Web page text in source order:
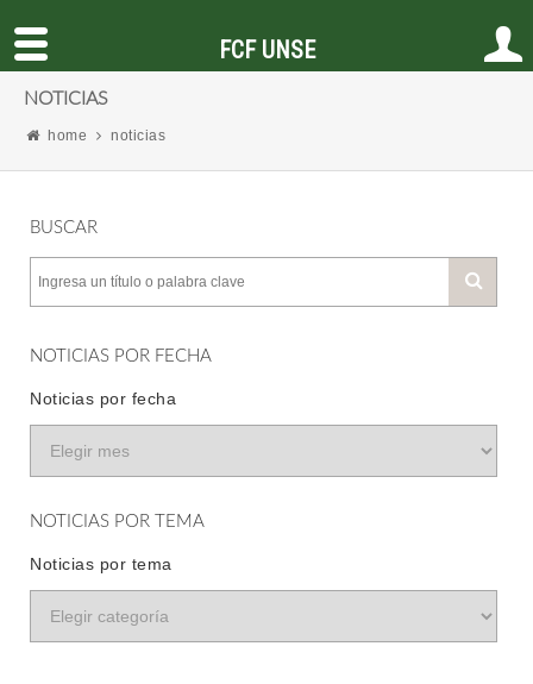
NOTICIAS
home noticias
BUSCAR
NOTICIAS POR FECHA
Noticias por fecha
NOTICIAS POR TEMA
Noticias por tema
FCF UNSE